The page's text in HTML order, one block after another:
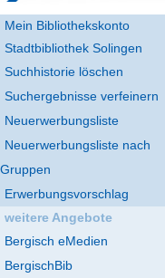
Mein Bibliothekskonto
Stadtbibliothek Solingen
Suchhistorie löschen
Suchergebnisse verfeinern
Neuerwerbungsliste
Neuerwerbungsliste nach
Gruppen
Erwerbungsvorschlag
weitere Angebote
Bergisch eMedien
BergischBib